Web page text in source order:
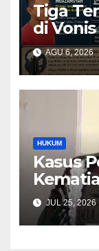
Tiga
di
Oknum
Batam
AGU 6, 2026
HUKUM
Kasus
Oknum
Jadi
JUL 25, 2026